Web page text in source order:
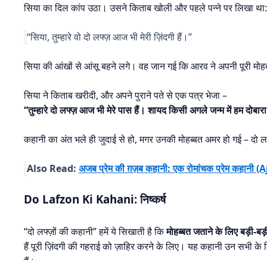
सिया का दिल कांप उठा। उसने किताब खोली और पहले पन्ने पर लिखा था:
“सिया, तुम्हारे वो दो लफ्ज़ आज भी मेरी ज़िंदगी हैं।”
सिया की आंखों से आंसू बहने लगे। वह जान गई कि आरव ने अपनी पूरी
सिया ने किताब खरीदी, और अपने पुराने पते से एक पत्र भेजा –
“तुम्हारे दो लफ्ज़ आज भी मेरे पास हैं। शायद किसी अगले जन्म में हम
कहानी का अंत भले ही जुदाई से हो, मगर उनकी मोहब्बत अमर हो गई – दो
Also Read: अजब प्रेम की ग़ज़ब कहानी: एक रोमांचक प्रेम
Do Lafzon Ki Kahani: निष्कर्ष
“दो लफ्ज़ों की कहानी” हमें ये सिखाती है किमोहब्बत जताने के लिए बड़ी-
हैं पूरी ज़िंदगी की गहराई को ज़ाहिर करने के लिए। यह कहानी उन सभी